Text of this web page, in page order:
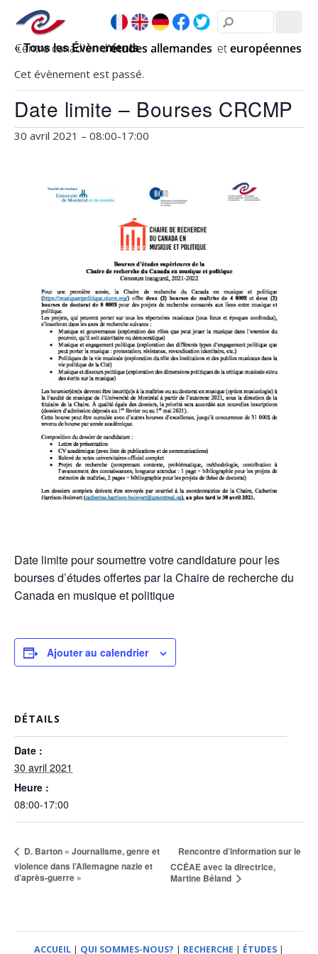
« Tous les Évènements
Cet évènement est passé.
Date limite – Bourses CRCMP
30 avril 2021 – 08:00-17:00
Date limite pour soumettre votre candidature pour les
bourses d’études offertes par la Chaire de recherche du
Canada en musique et politique
Ajouter au calendrier
DÉTAILS
Date :
30 avril 2021
Heure :
08:00-17:00
D. Barton « Journalisme, genre et
violence dans l’Allemagne nazie et
d’après-guerre »
Rencontre d’information sur le
CCÉAE avec la directrice,
Martine Béland
ACCUEIL | QUI SOMMES-NOUS? | RECHERCHE | ÉTUDES |